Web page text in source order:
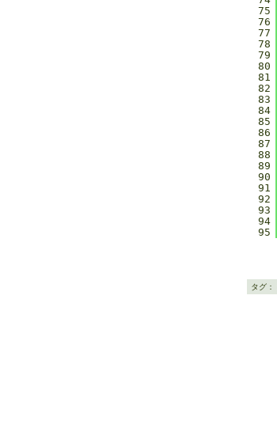
75
76
77
78
79
80
81
82
83
84
85
86
87
88
89
90
91
92
93
94
95
タグ：